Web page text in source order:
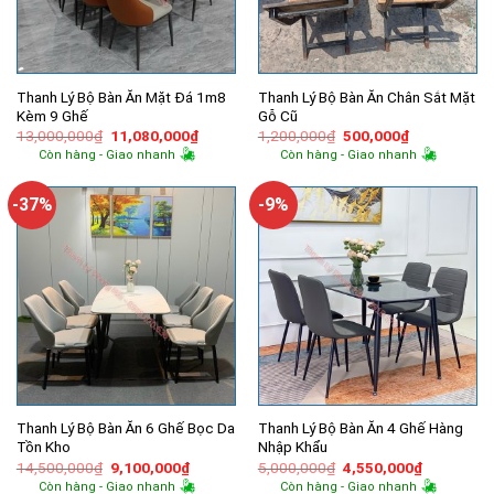
Thanh Lý Bộ Bàn Ăn Mặt Đá 1m8
Kèm 9 Ghế
13,000,000₫ Giá
gốc
là:
11,080,000₫Giá
hiện
11,080,000₫.
Còn hàng - Giao nhanh
Thanh Lý Bộ Bàn Ăn Chân Sắt Mặt
Gỗ Cũ
1,200,000₫ Giá
gốc
là:
500,000₫Giá
hiện
tại
500,000₫.
Còn hàng - Giao nhanh
-37%
Thanh Lý Bộ Bàn Ăn 6 Ghế Bọc Da
Tồn Kho
14,500,000₫ Giá
gốc
9,100,000₫Giá
hiện
Còn hàng - Giao nhanh
-9%
Thanh Lý Bộ Bàn Ăn 4 Ghế Hàng
Nhập Khẩu
5,000,000₫ Giá
gốc
4,550,000₫Giá
hiện
Còn hàng - Giao nhanh